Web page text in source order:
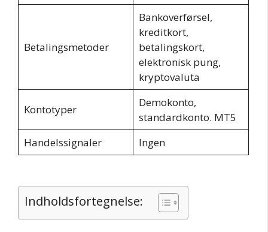
Betalingsmetoder
Bankoverførsel,
kreditkort,
betalingskort,
elektronisk pung,
kryptovaluta
Kontotyper
Demokonto,
standardkonto. MT5
Handelssignaler
Ingen
Indholdsfortegnelse: